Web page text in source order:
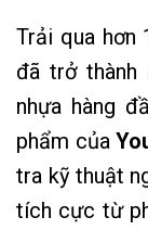
Trải qua hơn
đã trở thành
nhựa hàng
phẩm của
tra kỹ thuật
tích cực từ